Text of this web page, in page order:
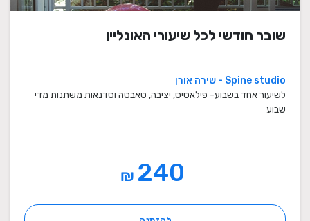
שובר חודשי לכל שיעורי האונליין
Spine studio - שירה אורן
לשיעור אחד בשבוע- פילאטיס, יציבה, טאבטה וסדנאות משתנות מדי
שבוע
₪